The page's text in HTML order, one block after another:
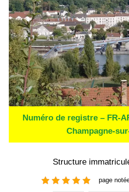
Numéro de registre – FR-
Champagne-
Structure
page